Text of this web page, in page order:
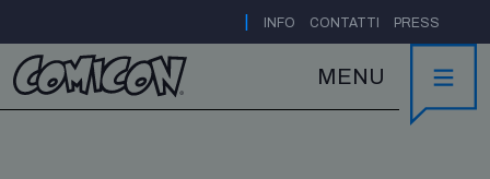
INFO CONTATTI PRESS
MENU